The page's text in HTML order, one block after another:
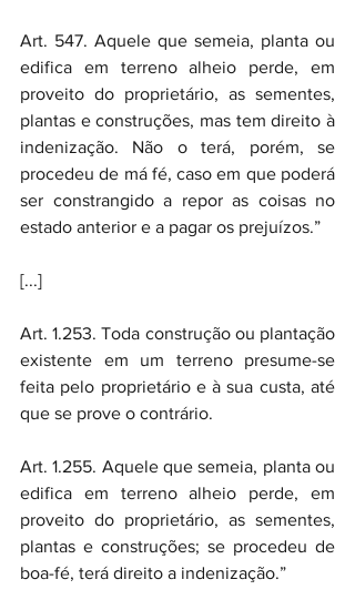
Art. 547. Aquele que semeia, planta ou
edifica em terreno alheio perde, em
proveito do proprietário, as sementes,
plantas e construções, mas tem direito à
indenização. Não o terá, porém, se
procedeu de má fé, caso em que poderá
ser constrangido a repor as coisas no
estado anterior e a pagar os prejuízos.”
[...]
Art. 1.253. Toda construção ou plantação
existente em um terreno presume-se
feita pelo proprietário e à sua custa, até
que se prove o contrário.
Art. 1.255. Aquele que semeia, planta ou
edifica em terreno alheio perde, em
proveito do proprietário, as sementes,
plantas e construções; se procedeu de
boa-fé, terá direito a indenização.”